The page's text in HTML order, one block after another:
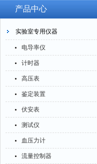
产品中心
实验室专用仪器
电导率仪
计时器
高压表
鉴定装置
伏安表
测试仪
血压力计
流量控制器